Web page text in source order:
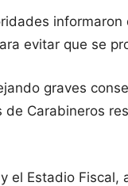
informaron
evitar que se
graves
Carabineros
el Estadio Fiscal,